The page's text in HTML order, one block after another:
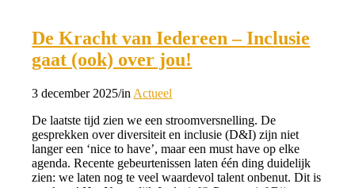
De Kracht van Iedereen – Inclusie
gaat (ook) over jou!
3 december 2025/in Actueel
De laatste tijd zien we een stroomversnelling. De
gesprekken over diversiteit en inclusie (D&I) zijn niet
langer een ‘nice to have’, maar een must have op elke
agenda. Recente gebeurtenissen laten één ding duidelijk
zien: we laten nog te veel waardevol talent onbenut. Dit is